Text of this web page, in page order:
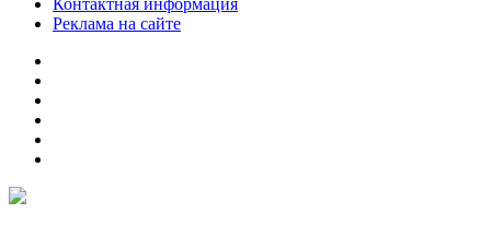
Контактная информация
Реклама на сайте